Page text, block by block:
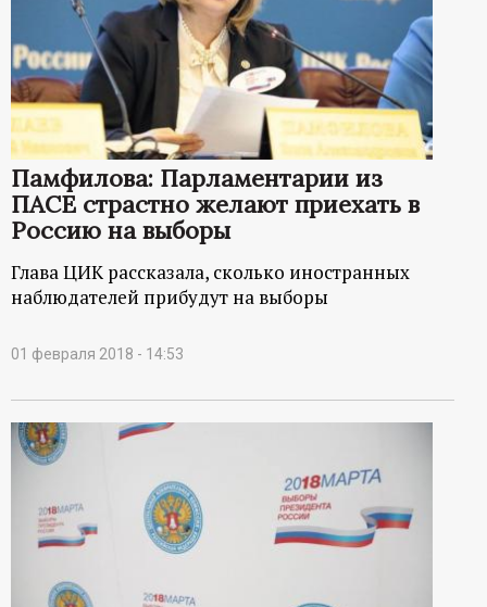
Памфилова: Парламентарии из
ПАСЕ страстно желают приехать в
Россию на выборы
Глава ЦИК рассказала, сколько иностранных
наблюдателей прибудут на выборы
01 февраля 2018 - 14:53